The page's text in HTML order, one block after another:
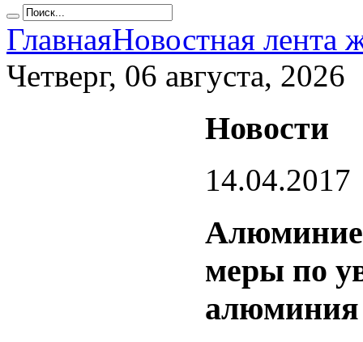
ГлавнаяНовостная лента
Четверг, 06 августа, 2026
Новости
14.04.2017
меры по
алюминия